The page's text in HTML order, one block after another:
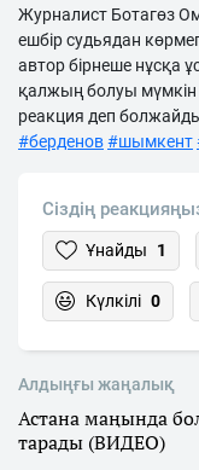
Журналист Ботагөз
ешбір судьядан
автор бірнеше нұсқа
қалжың болуы мүмкін
реакция деп
#берденов#шымкент
Сіздің
Ұнайды 1
Күлкілі 0
Алдыңғы жаңалық
Астана маңында
тарады (ВИДЕО)